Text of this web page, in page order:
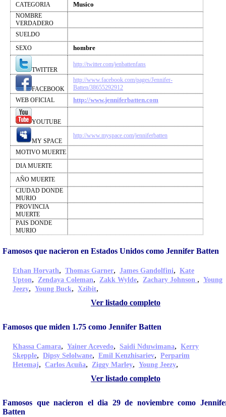
CATEGORIA Musico
NOMBRE
VERDADERO
SUELDO
SEXO
hombre
TWITTER
http://twitter.com/jenbattenfans
FACEBOOK
http://www.facebook.com/pages/Jennifer-
Batten/38655292912
WEB OFICIAL
http://www.jenniferbatten.com
YOUTUBE
MY SPACE
http://www.myspace.com/jenniferbatten
MOTIVO MUERTE
DIA MUERTE
AÑO MUERTE
CIUDAD DONDE
MURIO
PROVINCIA
MUERTE
PAIS DONDE
MURIO
Famosos que nacieron en Estados Unidos como Jennifer Batten
Ethan Horvath, Thomas Garner, James Gandolfini, Kate
Upton, Zendaya Coleman, Zakk Wylde, Zachary Johnson , Young
Jeezy, Young Buck, Xzibit,
Ver listado completo
Famosos que miden 1.75 como Jennifer Batten
Khassa Camara, Yainer Acevedo, Saidi Nduwimana, Kerry
Skepple, Dipsy Selolwane, Emil Kenzhisariev, Perparim
Hetemaj, Carlos Acuña, Ziggy Marley, Young Jeezy,
Ver listado completo
Famosos que nacieron el dia 29 de noviembre como
Batten